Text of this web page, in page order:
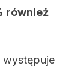
również
występuje